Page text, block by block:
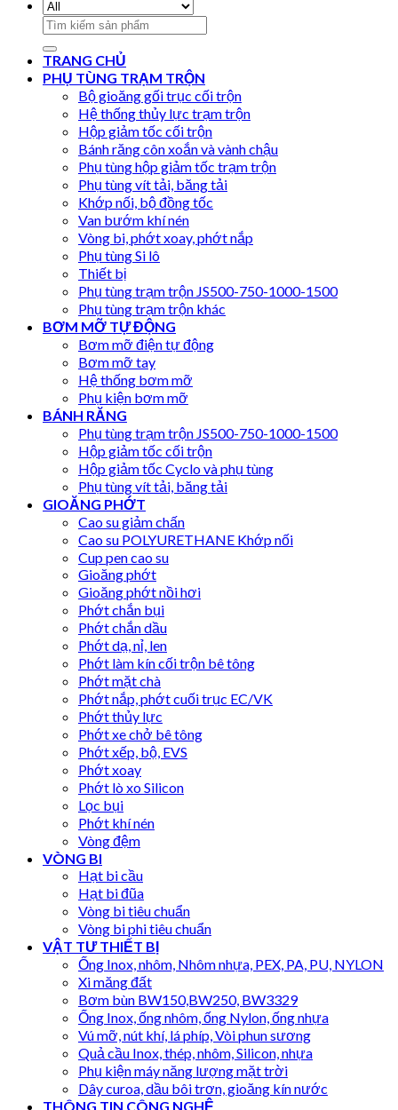
Search
for:
TRANG CHỦ
PHỤ TÙNG TRẠM TRỘN
Bộ gioăng gối trục cối trộn
Hệ thống thủy lực trạm trộn
Hộp giảm tốc cối trộn
Bánh răng côn xoắn và vành chậu
Phụ tùng hộp giảm tốc trạm trộn
Phụ tùng vít tải, băng tải
Khớp nối, bộ đồng tốc
Van bướm khí nén
Vòng bi, phớt xoay, phớt nắp
Phụ tùng Si lô
Thiết bị
Phụ tùng trạm trộn JS500-750-1000-1500
Phụ tùng trạm trộn khác
BƠM MỠ TỰ ĐỘNG
Bơm mỡ điện tự động
Bơm mỡ tay
Hệ thống bơm mỡ
Phụ kiện bơm mỡ
BÁNH RĂNG
Phụ tùng trạm trộn JS500-750-1000-1500
Hộp giảm tốc cối trộn
Hộp giảm tốc Cyclo và phụ tùng
Phụ tùng vít tải, băng tải
GIOĂNG PHỚT
Cao su giảm chấn
Cao su POLYURETHANE Khớp nối
Cup pen cao su
Gioăng phớt
Gioăng phớt nồi hơi
Phớt chắn bụi
Phớt chắn dầu
Phớt dạ, nỉ, len
Phớt làm kín cối trộn bê tông
Phớt mặt chà
Phớt nắp, phớt cuối trục EC/VK
Phớt thủy lực
Phớt xe chở bê tông
Phớt xếp, bộ, EVS
Phớt xoay
Phớt lò xo Silicon
Lọc bụi
Phớt khí nén
Vòng đệm
VÒNG BI
Hạt bi cầu
Hạt bi đũa
Vòng bi tiêu chuẩn
Vòng bi phi tiêu chuẩn
VẬT TƯ THIẾT BỊ
Ống Inox, nhôm, Nhôm nhựa, PEX, PA, PU, NYLON
Xi măng đất
Bơm bùn BW150,BW250, BW3329
Ống Inox, ống nhôm, ống Nylon, ống nhựa
Vú mỡ, nút khí, lá phíp, Vòi phun sương
Quả cầu Inox, thép, nhôm, Silicon, nhựa
Phụ kiện máy năng lượng mặt trời
Dây curoa, dầu bôi trơn, gioăng kín nước
THÔNG TIN CÔNG NGHỆ